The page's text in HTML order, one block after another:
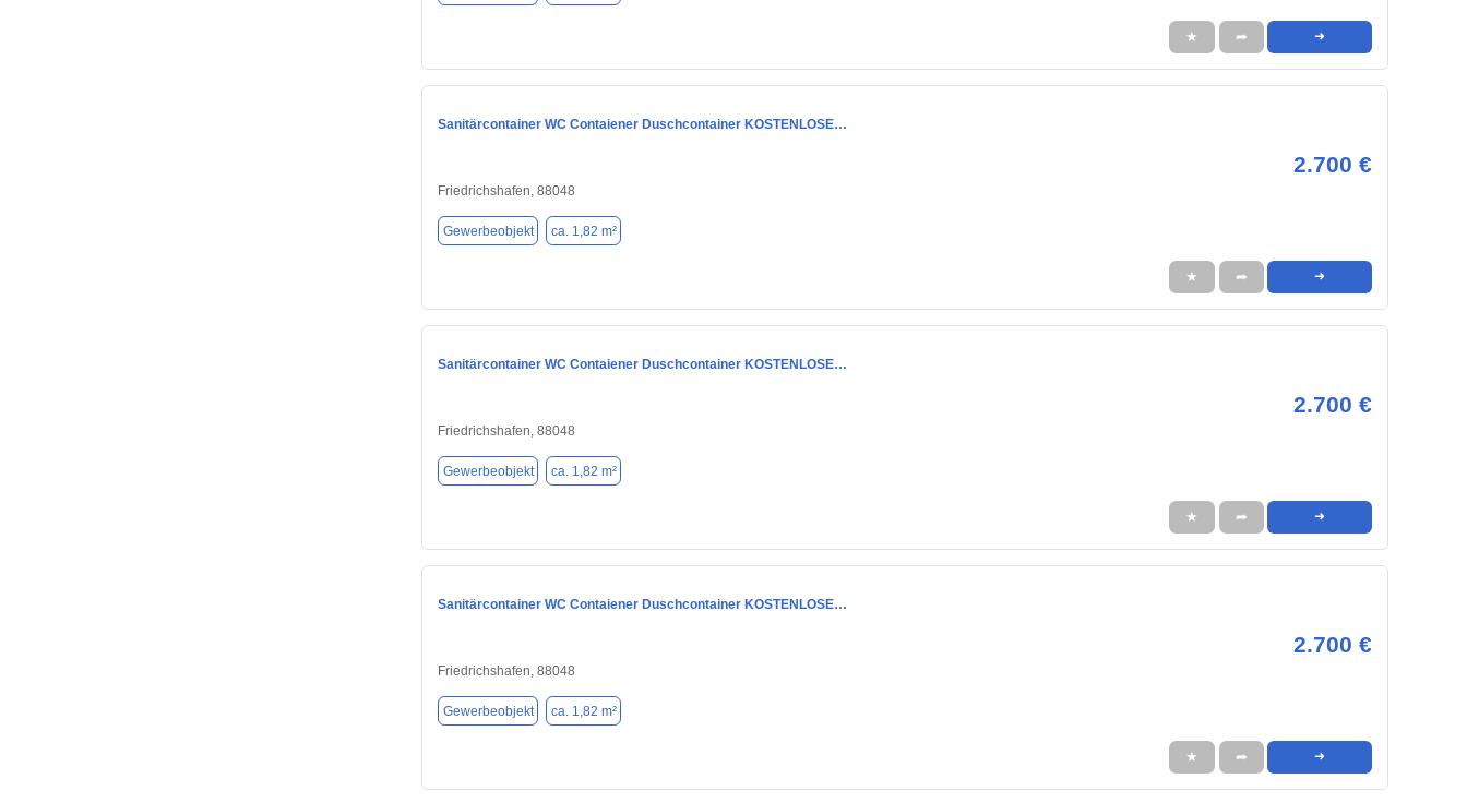
★ ➦ ➜
Sanitärcontainer WC Contaiener Duschcontainer KOSTENLOSE…
2.700 €
Friedrichshafen, 88048
Gewerbeobjekt ca. 1,82 m²
★ ➦ ➜
Sanitärcontainer WC Contaiener Duschcontainer KOSTENLOSE…
2.700 €
Friedrichshafen, 88048
Gewerbeobjekt ca. 1,82 m²
★ ➦ ➜
Sanitärcontainer WC Contaiener Duschcontainer KOSTENLOSE…
2.700 €
Friedrichshafen, 88048
Gewerbeobjekt ca. 1,82 m²
★ ➦ ➜